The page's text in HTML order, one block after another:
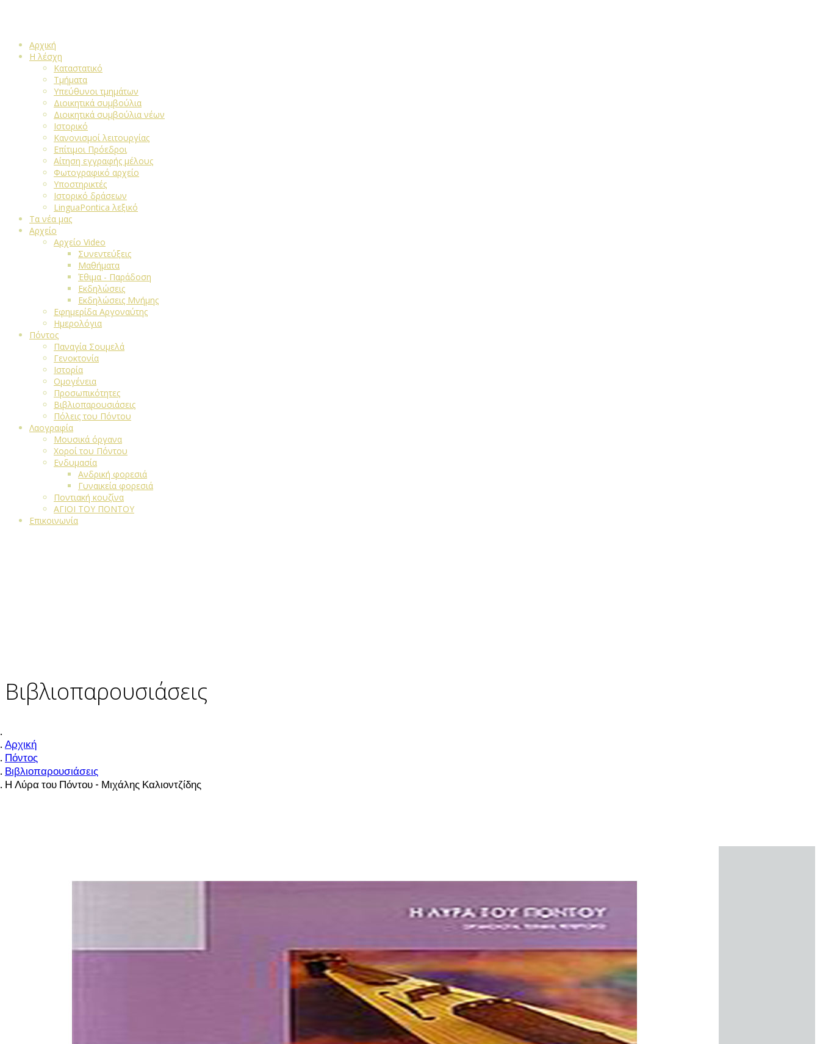
Αρχική
Η λέσχη
Καταστατικό
Τμήματα
Υπεύθυνοι τμημάτων
Διοικητικά συμβούλια
Διοικητικά συμβούλια νέων
Ιστορικό
Κανονισμοί λειτουργίας
Επίτιμοι Πρόεδροι
Αίτηση εγγραφής μέλους
Φωτογραφικό αρχείο
Υποστηρικτές
Ιστορικό δράσεων
LinguaPontica λεξικό
Τα νέα μας
Αρχείο
Αρχείο Video
Συνεντεύξεις
Μαθήματα
Έθιμα - Παράδοση
Εκδηλώσεις
Εκδηλώσεις Μνήμης
Εφημερίδα Αργοναύτης
Ημερολόγια
Πόντος
Παναγία Σουμελά
Γενοκτονία
Ιστορία
Ομογένεια
Προσωπικότητες
Βιβλιοπαρουσιάσεις
Πόλεις του Πόντου
Λαογραφία
Μουσικά όργανα
Χοροί του Πόντου
Ενδυμασία
Ανδρική φορεσιά
Γυναικεία φορεσιά
Ποντιακή κουζίνα
ΑΓΙΟΙ ΤΟΥ ΠΟΝΤΟΥ
Επικοινωνία
Βιβλιοπαρουσιάσεις
Αρχική
Πόντος
Βιβλιοπαρουσιάσεις
Η Λύρα του Πόντου - Μιχάλης Καλιοντζίδης